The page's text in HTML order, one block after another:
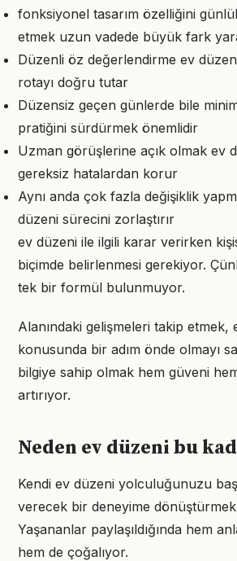
fonksiyonel tasarım özelliğini
etmek uzun vadede büyük fark
Düzenli öz değerlendirme ev
rotayı doğru tutar
Düzensiz geçen günlerde bile
pratiğini sürdürmek önemlidir
Uzman görüşlerine açık olmak ev
gereksiz hatalardan korur
Aynı anda çok fazla değişiklik
düzeni sürecini zorlaştırır
ev düzeni ile ilgili karar verirken
biçimde belirlenmesi gerekiyor.
tek bir formül bulunmuyor.
Alanındaki gelişmeleri takip etmek,
konusunda bir adım önde olmayı
bilgiye sahip olmak hem güveni
artırıyor.
Neden ev düzeni bu
Kendi ev düzeni yolculuğunuzu
verecek bir deneyime
Yaşananlar paylaşıldığında hem
hem de çoğalıyor.